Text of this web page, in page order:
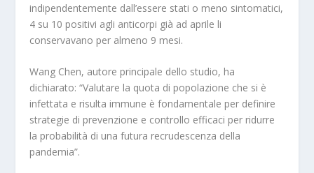
indipendentemente dall’essere stati o meno sintomatici,
4 su 10 positivi agli anticorpi già ad aprile li
conservavano per almeno 9 mesi.
Wang Chen, autore principale dello studio, ha
dichiarato: “Valutare la quota di popolazione che si è
infettata e risulta immune è fondamentale per definire
strategie di prevenzione e controllo efficaci per ridurre
la probabilità di una futura recrudescenza della
pandemia”.